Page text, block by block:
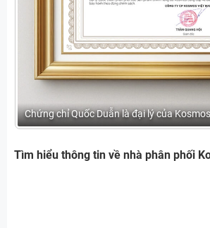
Chứng chỉ Quốc Duẫn là đại lý của
Tìm hiểu thông tin về nhà phân phối